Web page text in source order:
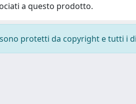
a questo prodotto.
protetti da copyright e tutti i